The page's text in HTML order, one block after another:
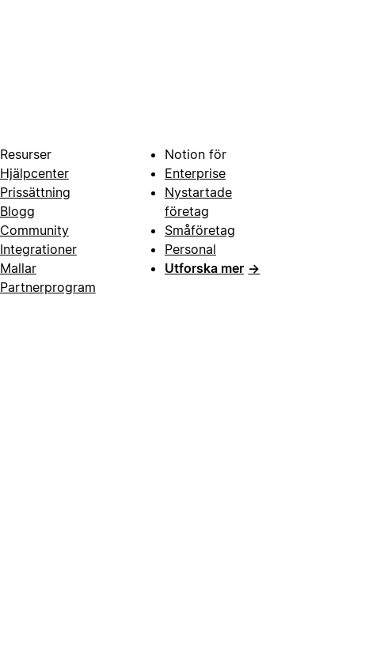
Resurser
Hjälpcenter
Prissättning
Blogg
Community
Integrationer
Mallar
Partnerprogram
Notion för
Enterprise
Nystartade
företag
Småföretag
Personal
Utforska mer →